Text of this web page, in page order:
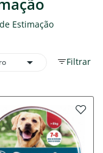
Estimação
Filtrar
